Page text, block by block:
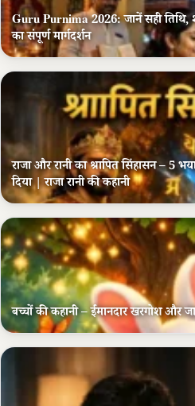
Guru Purnima 2026: जानें सही तिथि,
का संपूर्ण मार्गदर्शन
राजा और रानी का श्रापित सिंहासन – 5
दिया | राजा रानी की कहानी
बच्चों की कहानी – ईमानदार खरगोश और